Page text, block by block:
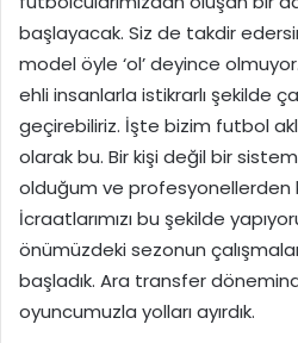
başlayacak. Siz de takdir
model öyle ‘ol’ deyince
ehli insanlarla istikrarlı şekilde
geçirebiliriz. İşte bizim futbol
olarak bu. Bir kişi değil bir
olduğum ve profesyonellerden
İcraatlarımızı bu şekilde
önümüzdeki sezonun
başladık. Ara transfer
oyuncumuzla yolları ayırdık.